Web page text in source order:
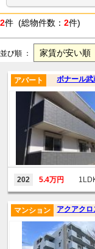
2件 (総物件数： 2件)
並び順 ：
ボナール武
アパート
202 5.4万円
アクアク
マンション